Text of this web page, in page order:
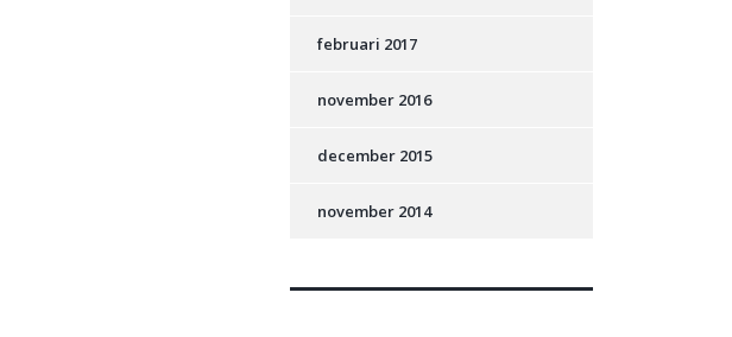
februari 2017
november 2016
december 2015
november 2014